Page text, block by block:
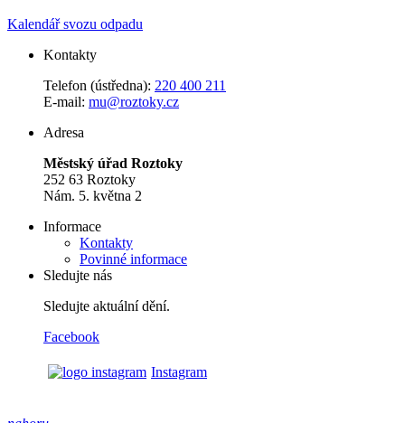
Kalendář svozu odpadu
Kontakty
Telefon (ústředna): 220 400 211
E-mail: mu@roztoky.cz
Adresa
Městský úřad Roztoky
252 63 Roztoky
Nám. 5. května 2
Informace
Kontakty
Povinné informace
Sledujte nás
Sledujte aktuální dění.
Facebook
Instagram